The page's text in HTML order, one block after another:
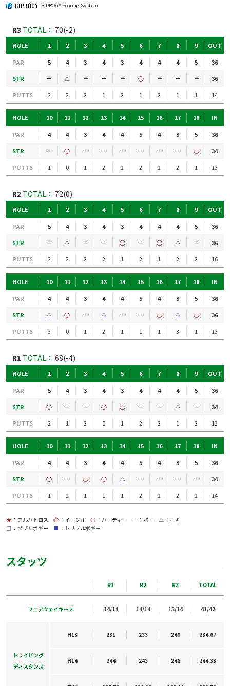
BIPROGY Scoring System
R3 TOTAL： 70(-2)
HOLE 1 2 3 4 5 6 7 8 9 OUT
PAR 5 4 3 4 3 4 4 4 5
36
STR
－ △ － － － ○ － － －
36
PUTTS
2 2 2 1 2 1 2 1 1 14
HOLE 10 11 12 13 14 15 16 17 18 IN
PAR 4 4 3 4 4 5 4 3 5
36
STR
－ ○ － － － － － － ○
34
PUTTS
1 0 1 2 2 2 2 2 1 13
R2 TOTAL： 72(0)
HOLE 1 2 3 4 5 6 7 8 9 OUT
PAR 5 4 3 4 3 4 4 4 5
36
STR
－ △ － － ○ － ○ △ －
36
PUTTS
2 2 2 2 1 2 1 2 2 16
HOLE 10 11 12 13 14 15 16 17 18 IN
PAR 4 4 3 4 4 5 4 3 5
36
STR
△ ○ － △ － － ○ △ ○
36
PUTTS
3 0 1 2 1 1 1 3 1 13
R1 TOTAL： 68(-4)
HOLE 1 2 3 4 5 6 7 8 9 OUT
PAR 5 4 3 4 3 4 4 4 5
36
STR
○ － － ○ ○ － － △ －
34
PUTTS
2 1 2 0 1 2 2 1 2 13
HOLE 10 11 12 13 14 15 16 17 18 IN
PAR 4 4 3 4 4 5 4 3 5
36
STR
○ － ○ ○ △ － － － －
34
PUTTS
1 2 1 1 1 2 2 2 2 14
★ ：アルバトロス ◎ ：イーグル ○ ：バーディー － ：パー △ ：ボギー
□ ：ダブルボギー ■ ：トリプルボギー
スタッツ
R1 R2 R3 TOTAL
フェアウェイキープ 14/14 14/14 13/14 41/42
ドライビング
ディスタンス
H13 231 233 240 234.67
H14 244 243 246 244.33